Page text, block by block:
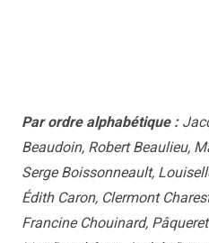
Godbout, Jean-Paul Goulet,
Laboissonnière, Pierre
Lapointe, Micheline Lavoie,
Legault, Ghislaine Lepage,
Madeleine Michaud, Jean-